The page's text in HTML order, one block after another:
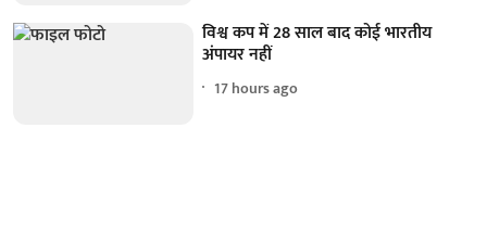
विश्व कप में 28 साल बाद कोई भारतीय
अंपायर नहीं
17 hours ago